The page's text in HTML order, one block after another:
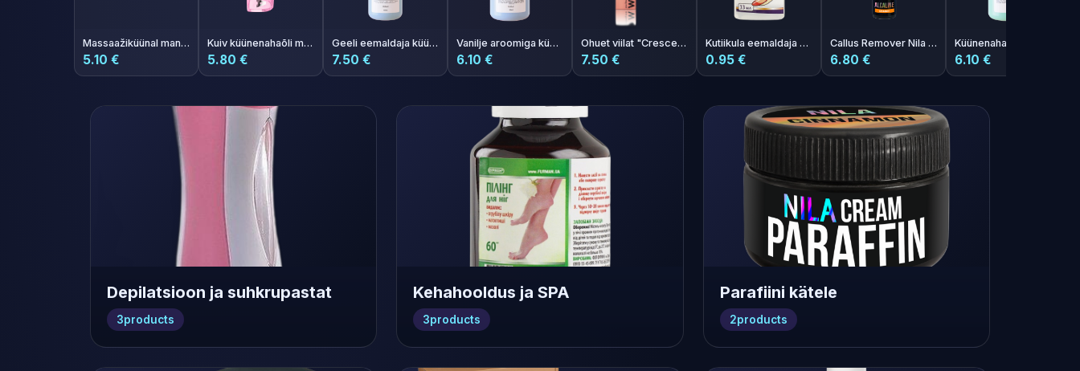
Massaažiküünal maniküüriks Nila Tropik 30 ml
5.10 €
Kuiv küünenahaõli meloni aroomiga Photoshop Oil 5ml
5.80 €
Geeli eemaldaja küünenaha eemaldamiseks 60ml
7.50 €
Vanilje aroomiga küünenahaõli 30ml
6.10 €
Ohuet viilat "Crescent" 162x24 mm 240 karkeus 50 kpl
7.50 €
Kutiikula eemaldaja Furman 33 ml
0.95 €
Callus Remover Nila Orange 250ml
6.80 € 6.10 €
Depilatsioon ja suhkrupastat
3products
Kehahooldus ja SPA
3products
Parafiini kätele
2products